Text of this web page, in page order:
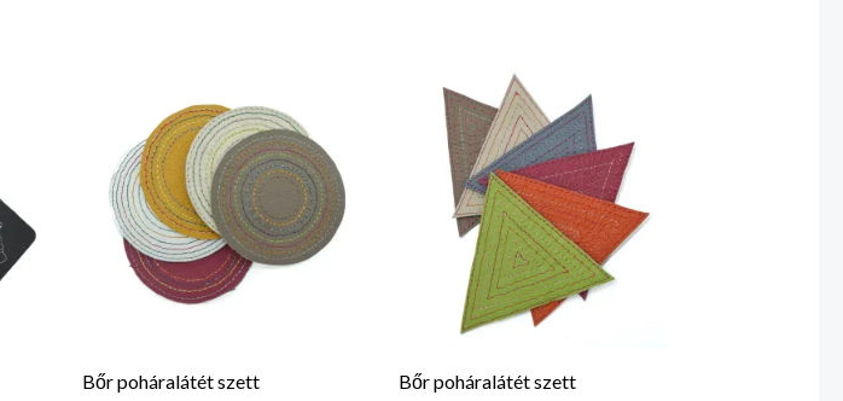
Bőr poháralátét szett Bőr poháralátét szett